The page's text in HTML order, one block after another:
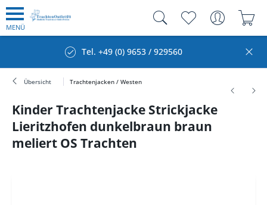
MENÜ
Tel. +49 (0) 9653 / 929560
Übersicht Trachtenjacken / Westen
Kinder Trachtenjacke Strickjacke
Lieritzhofen dunkelbraun braun
meliert OS Trachten